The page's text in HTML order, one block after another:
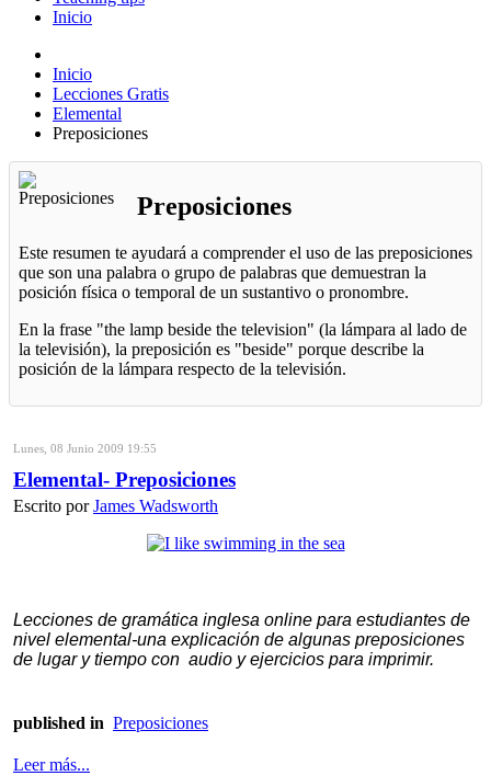
Inicio
Inicio
Lecciones Gratis
Elemental
Preposiciones
Preposiciones
Este resumen te ayudará a comprender el uso de las preposiciones
que son una palabra o grupo de palabras que demuestran la
posición física o temporal de un sustantivo o pronombre.
En la frase "the lamp beside the television" (la lámpara al lado de
la televisión), la preposición es "beside" porque describe la
posición de la lámpara respecto de la televisión.
Lunes, 08 Junio 2009 19:55
Elemental- Preposiciones
Escrito porJames Wadsworth
Lecciones de gramática inglesa online para estudiantes de
nivel elemental-una explicación de algunas preposiciones
de lugar y tiempo con audio y ejercicios para imprimir.
published in Preposiciones
Leer más...